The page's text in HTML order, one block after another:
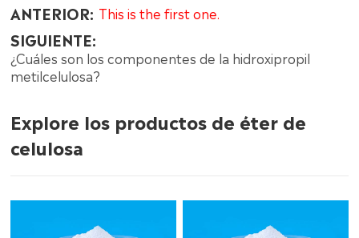
ANTERIOR: This is the first one.
SIGUIENTE:
¿Cuáles son los componentes de la hidroxipropil
metilcelulosa?
Explore los productos de éter de
celulosa